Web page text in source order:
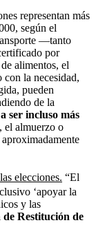
representan más
según el
—tanto
por
alimentos, el
con la necesidad,
pueden
de la
ser incluso más
el almuerzo o
elecciones. “El
‘apoyar la
y las
Restitución de